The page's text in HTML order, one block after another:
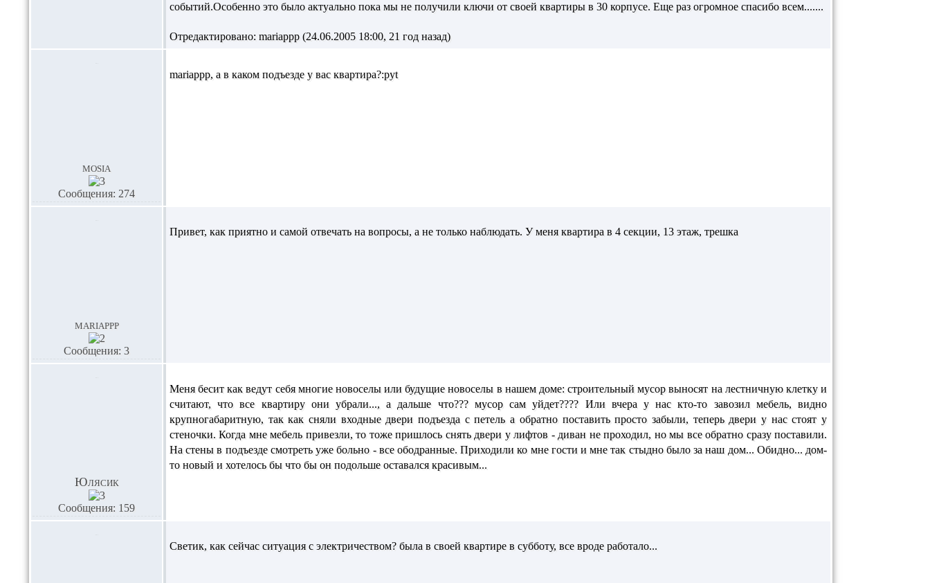
событий.Особенно это было актуально пока мы не получили ключи от своей квартиры в 30 корпусе. Еще раз огромное спасибо всем.......
Отредактировано: mariappp (24.06.2005 18:00, 21 год назад)
mosia
Сообщения: 274
mariappp, а в каком подъезде у вас квартира?:pyt
mariappp
Сообщения: 3
Привет, как приятно и самой отвечать на вопросы, а не только наблюдать. У меня квартира в 4 секции, 13 этаж, трешка
Юлясик
Сообщения: 159
Меня бесит как ведут себя многие новоселы или будущие новоселы в нашем доме: строительный мусор выносят на лестничную клетку и
считают, что все квартиру они убрали..., а дальше что??? мусор сам уйдет???? Или вчера у нас кто-то завозил мебель, видно
крупногабаритную, так как сняли входные двери подъезда с петель а обратно поставить просто забыли, теперь двери у нас стоят у
стеночки. Когда мне мебель привезли, то тоже пришлось снять двери у лифтов - диван не проходил, но мы все обратно сразу поставили.
На стены в подъезде смотреть уже больно - все ободранные. Приходили ко мне гости и мне так стыдно было за наш дом... Обидно... дом-
то новый и хотелось бы что бы он подольше оставался красивым...
Светик, как сейчас ситуация с электричеством? была в своей квартире в субботу, все вроде работало...